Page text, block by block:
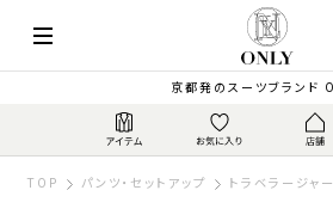
京都発のスーツブランド
TOP パンツ・セットアップ トラベラージャ